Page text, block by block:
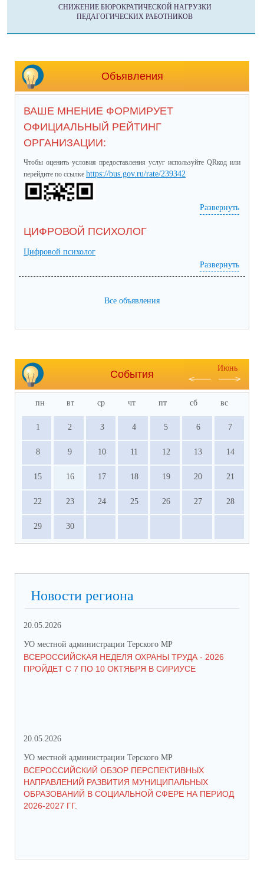
СНИЖЕНИЕ БЮРОКРАТИЧЕСКОЙ НАГРУЗКИ
ПЕДАГОГИЧЕСКИХ РАБОТНИКОВ
Объявления
ВАШЕ МНЕНИЕ ФОРМИРУЕТ
ОФИЦИАЛЬНЫЙ РЕЙТИНГ
ОРГАНИЗАЦИИ:
Чтобы оценить условия предоставления услуг используйте QRкод или
перейдите по ссылке https://bus.gov.ru/rate/239342
Развернуть
ЦИФРОВОЙ ПСИХОЛОГ
Цифровой психолог
Развернуть
Все объявления
События
Июнь
пн вт ср чт пт сб вс
1 2 3 4 5 6 7
8 9 10 11 12 13 14
15 16 17 18 19 20 21
22 23 24 25 26 27 28
29 30
Новости региона
20.05.2026
УО местной администрации Терского МР
ВСЕРОССИЙСКАЯ НЕДЕЛЯ ОХРАНЫ ТРУДА - 2026
ПРОЙДЕТ С 7 ПО 10 ОКТЯБРЯ В СИРИУСЕ
20.05.2026
УО местной администрации Терского МР
ВСЕРОССИЙСКИЙ ОБЗОР ПЕРСПЕКТИВНЫХ
НАПРАВЛЕНИЙ РАЗВИТИЯ МУНИЦИПАЛЬНЫХ
ОБРАЗОВАНИЙ В СОЦИАЛЬНОЙ СФЕРЕ НА ПЕРИОД
2026-2027 ГГ.